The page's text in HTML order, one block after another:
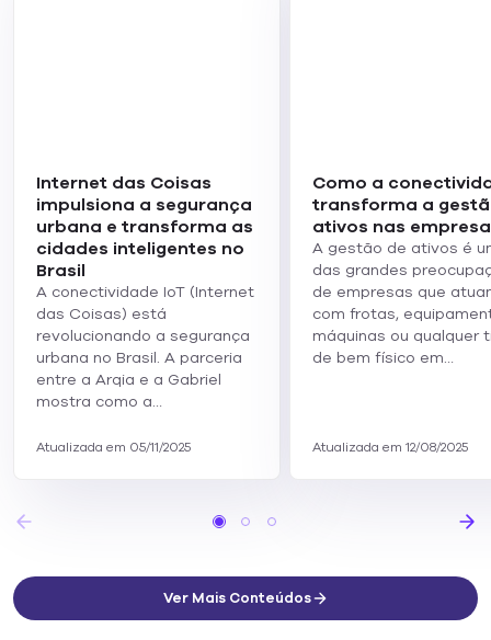
Internet das Coisas
impulsiona a segurança
urbana e transforma as
cidades inteligentes no
Brasil
A conectividade IoT (Internet
das Coisas) está
revolucionando a segurança
urbana no Brasil. A parceria
entre a Arqia e a Gabriel
mostra como a…
Atualizada em 05/11/2025
Como a
transforma a
ativos nas
A gestão de ativos é
das grandes
de empresas que
com frotas,
máquinas ou qualquer
de bem físico em…
Atualizada em 12/08/2025
Ver Mais Conteúdos